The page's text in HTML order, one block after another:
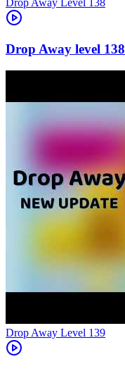
138
Level 139